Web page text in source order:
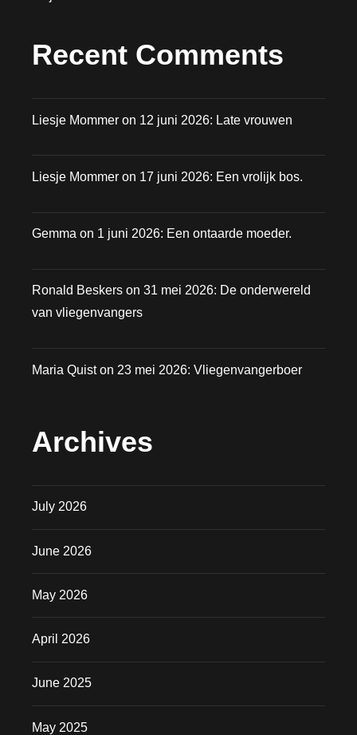
Recent Comments
Liesje Mommer on 12 juni 2026: Late vrouwen
Liesje Mommer on 17 juni 2026: Een vrolijk bos.
Gemma on 1 juni 2026: Een ontaarde moeder.
Ronald Beskers on 31 mei 2026: De onderwereld
van vliegenvangers
Maria Quiston 23 mei 2026: Vliegenvangerboer
Archives
July 2026
June 2026
May 2026
April 2026
June 2025
May 2025